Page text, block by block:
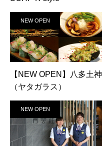
NEW OPEN
【NEW OPEN】八多土神
（ヤタガラス）
NEW OPEN